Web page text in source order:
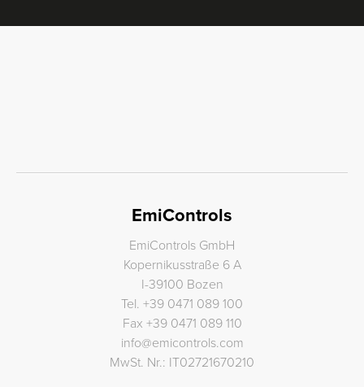
EmiControls
EmiControls GmbH
Kopernikusstraße 6 A
I-39100 Bozen
Tel. +39 0471 089 100
Fax +39 0471 089 110
info@emicontrols.com
MwSt. Nr.: IT02721670210